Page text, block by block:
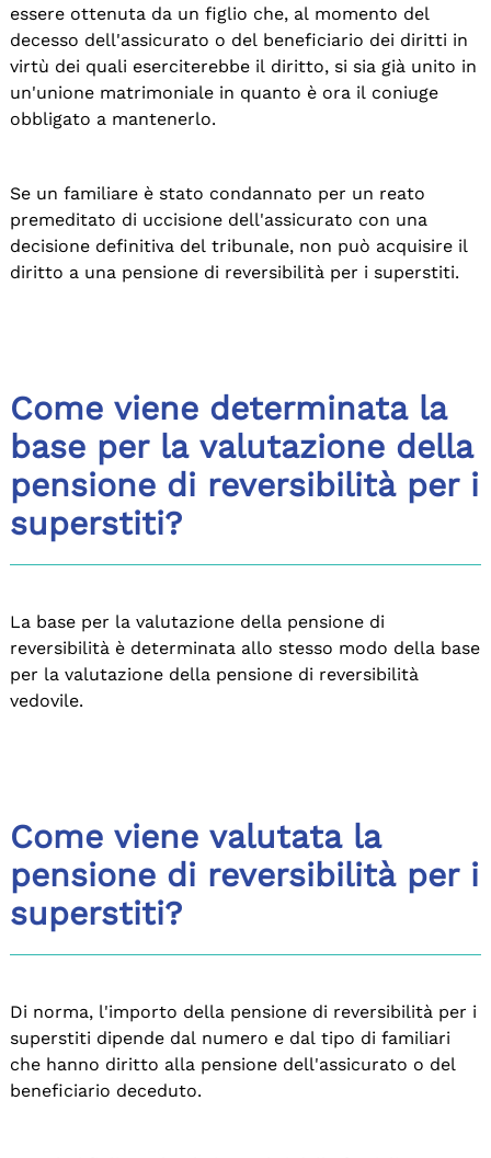
essere ottenuta da un figlio che, al momento del
decesso dell'assicurato o del beneficiario dei diritti in
virtù dei quali eserciterebbe il diritto, si sia già unito in
un'unione matrimoniale in quanto è ora il coniuge
obbligato a mantenerlo.
Se un familiare è stato condannato per un reato
premeditato di uccisione dell'assicurato con una
decisione definitiva del tribunale, non può acquisire il
diritto a una pensione di reversibilità per i superstiti.
Come viene determinata la
base per la valutazione della
pensione di reversibilità per i
superstiti?
La base per la valutazione della pensione di
reversibilità è determinata allo stesso modo della base
per la valutazione della pensione di reversibilità
vedovile.
Come viene valutata la
pensione di reversibilità per i
superstiti?
Di norma, l'importo della pensione di reversibilità per i
superstiti dipende dal numero e dal tipo di familiari
che hanno diritto alla pensione dell'assicurato o del
beneficiario deceduto.